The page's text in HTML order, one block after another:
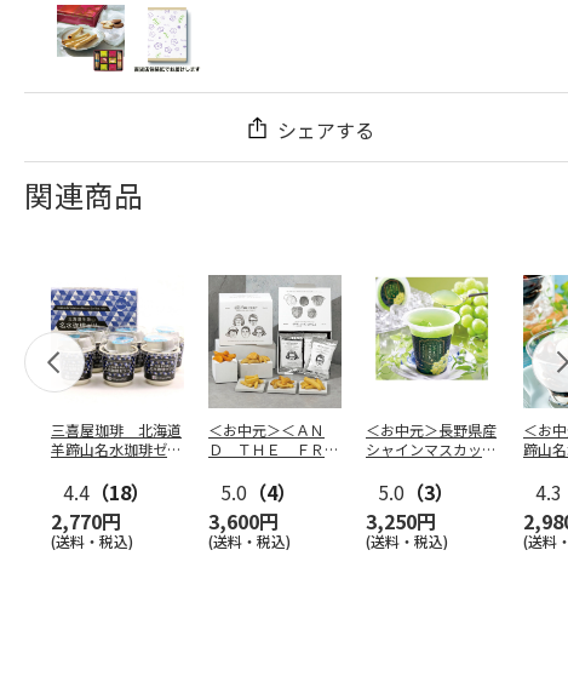
シェアする
関連商品
三喜屋珈琲 北海道
羊蹄山名水珈琲ゼリ
4.4 （18）
2,770円
(送料・税込)
＜お中元＞＜ＡＮ
Ｄ ＴＨＥ ＦＲＩ
ト５種
…
5.0 （4）
3,600円
(送料・税込)
＜お中元＞長野県産
シャインマスカット
5.0 （3）
3,250円
(送料・税込)
＜お
蹄山
4.3
(送料